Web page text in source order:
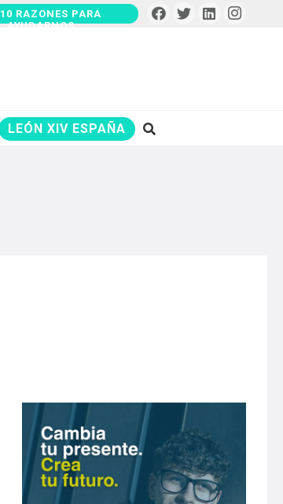
10 RAZONES PARA
AYUDARNOS
LEÓN XIV ESPAÑA